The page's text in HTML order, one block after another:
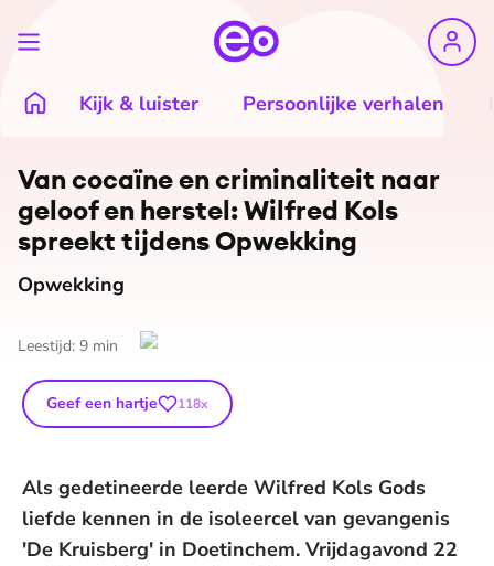
Kijk & luister Persoonlijke verhalen
©Ruben Timman
Van cocaïne en cri­mi­na­li­teit naar
geloof en herstel: Wilfred Kols
spreekt tijdens Opwekking
Opwekking
Leestijd: 9 min
Geef een hartje 118x
Als gedetineerde leerde Wilfred Kols Gods
liefde kennen in de isoleercel van gevangenis
'De Kruisberg' in Doetinchem. Vrijdagavond 22